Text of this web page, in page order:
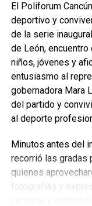
qué deportes
requieren para su
Por su parte, Silvia
recorrido marca el
permitirá
CECyTE,
para el desarrollo
El Poliforum
deportivo y
de la serie
de León,
niños, jóvenes y
entusiasmo al
gobernadora Mara
del partido y
al deporte
Minutos antes del
recorrió las gradas
quienes
fotografías y